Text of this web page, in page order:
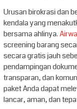
Urusan birokrasi dan
kendala yang
bersama ahlinya.
screening barang
secara gratis jauh
pendampingan
transparan, dan
paket Anda dapat
lancar, aman, dan